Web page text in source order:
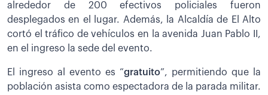
alrededor de 200 efectivos policiales fueron
desplegados en el lugar. Además, la Alcaldía de El Alto
cortó el tráfico de vehículos en la avenida Juan Pablo II,
en el ingreso la sede del evento.
El ingreso al evento es “gratuito”, permitiendo que la
población asista como espectadora de la parada militar.